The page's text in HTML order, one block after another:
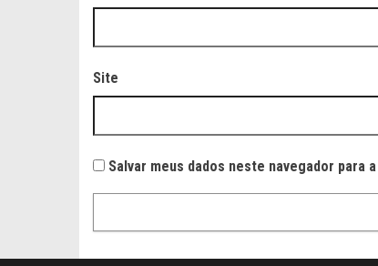
Site
Salvar meus dados neste navegador para